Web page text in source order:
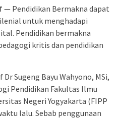
— Pendidikan Bermakna dapat
untuk menghadapi
Pendidikan bermakna
kritis dan pendidikan
Sugeng Bayu Wahyono, MSi,
Pendidikan Fakultas Ilmu
Negeri Yogyakarta (FIPP
lalu. Sebab penggunaan